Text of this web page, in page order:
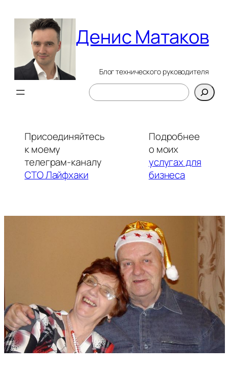
содержимому
Денис Матаков
Блог технического руководителя
Поиск
Присоединяйтесь
к моему
телеграм-каналу
CTO Лайфхаки
Подробнее
о моих
услугах для
бизнеса